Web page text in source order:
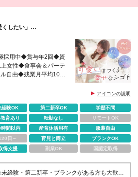
したい」
採用中◆賞与年2回◆資
女性◆食事会＆パーテ
自由◆残業月平均10h
アイコンの説明
経験OK 第二新卒OK
学歴不問
育あり 転勤なし
リモートOK
間以内 産育休活用有
服装自由
日～ 育児と両立
ブランクOK
得支援 副業OK 国認定取得
経験・第二新卒・ブランクがある方も大歓